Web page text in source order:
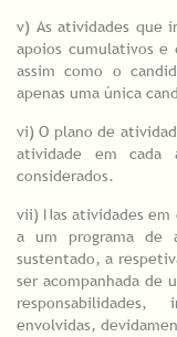
v) As atividades que
apoios cumulativos e
assim como o
apenas uma única
vi) O plano de
atividade em cada
considerados.
vii) Nas atividades
a um programa de
sustentado, a
ser acompanhada de
envolvidas,